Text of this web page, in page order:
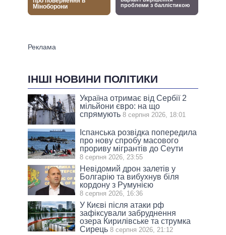
ІНШІ НОВИНИ ПОЛІТИКИ
Україна отримає від Сербії 2
мільйони євро: на що
спрямують 8 серпня 2026, 18:01
Іспанська розвідка попередила
про нову спробу масового
прориву мігрантів до Сеути
8 серпня 2026, 23:55
Невідомий дрон залетів у
Болгарію та вибухнув біля
кордону з Румунією
8 серпня 2026, 16:36
У Києві після атаки рф
зафіксували забруднення
озера Кирилівське та струмка
Сирець 8 серпня 2026, 21:12